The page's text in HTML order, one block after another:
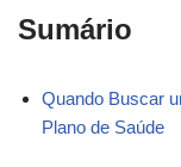
Sumário
Quando Buscar
Plano de Saúde